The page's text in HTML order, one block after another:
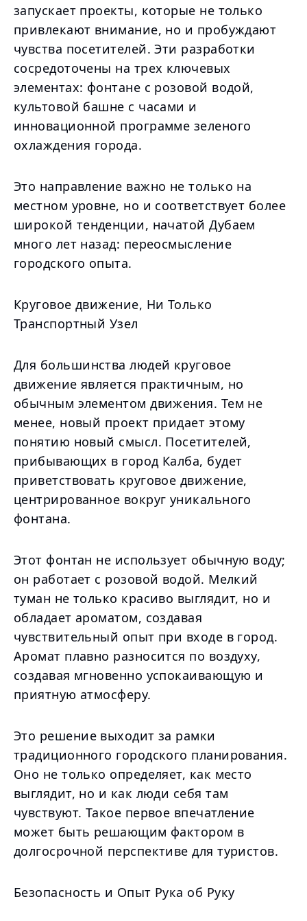
запускает проекты, которые не только
привлекают внимание, но и пробуждают
чувства посетителей. Эти разработки
сосредоточены на трех ключевых
элементах: фонтане с розовой водой,
культовой башне с часами и
инновационной программе зеленого
охлаждения города.
Это направление важно не только на
местном уровне, но и соответствует более
широкой тенденции, начатой Дубаем
много лет назад: переосмысление
городского опыта.
Круговое движение, Ни Только
Транспортный Узел
Для большинства людей круговое
движение является практичным, но
обычным элементом движения. Тем не
менее, новый проект придает этому
понятию новый смысл. Посетителей,
прибывающих в город Калба, будет
приветствовать круговое движение,
центрированное вокруг уникального
фонтана.
Этот фонтан не использует обычную воду;
он работает с розовой водой. Мелкий
туман не только красиво выглядит, но и
обладает ароматом, создавая
чувствительный опыт при входе в город.
Аромат плавно разносится по воздуху,
создавая мгновенно успокаивающую и
приятную атмосферу.
Это решение выходит за рамки
традиционного городского планирования.
Оно не только определяет, как место
выглядит, но и как люди себя там
чувствуют. Такое первое впечатление
может быть решающим фактором в
долгосрочной перспективе для туристов.
Безопасность и Опыт Рука об Руку